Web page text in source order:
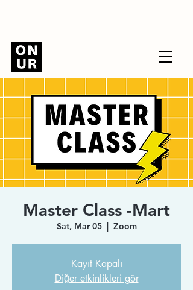
Master Class -Mart
Sat, Mar 05
  |
Zoom
Kayıt Kapalı
Diğer etkinlikleri gör